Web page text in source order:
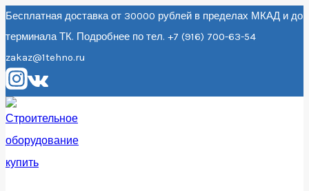
Перейти
к
содержанию
Бесплатная доставка от 30000 рублей в пределах МКАД и до
терминала ТК. Подробнее по тел. +7 (916) 700-63-54
zakaz@1tehno.ru